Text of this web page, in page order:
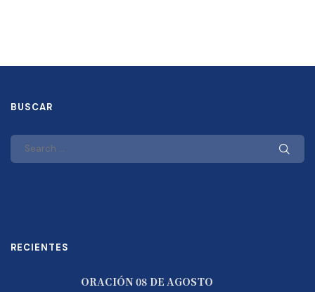
BUSCAR
RECIENTES
ORACIÓN 08 DE AGOSTO